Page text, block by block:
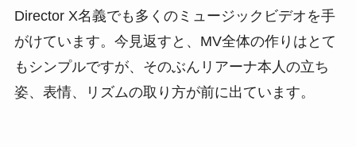
Director X名義でも多くのミュージックビデオを手
がけています。今見返すと、MV全体の作りはとて
もシンプルですが、そのぶんリアーナ本人の立ち
姿、表情、リズムの取り方が前に出ています。